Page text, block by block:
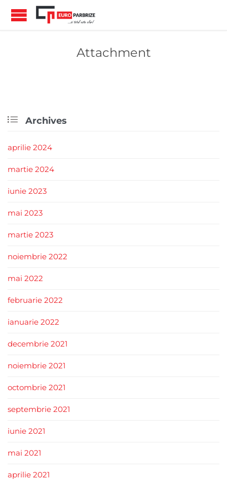
Attachment
 Archives
aprilie 2024
martie 2024
iunie 2023
mai 2023
martie 2023
noiembrie 2022
mai 2022
februarie 2022
ianuarie 2022
decembrie 2021
noiembrie 2021
octombrie 2021
septembrie 2021
iunie 2021
mai 2021
aprilie 2021